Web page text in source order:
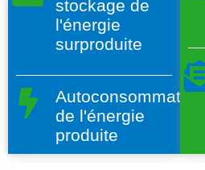
stockage de
l'énergie
surproduite
Autoconsommation
de l'énergie
produite